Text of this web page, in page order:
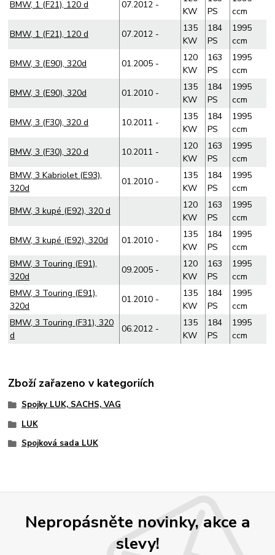
BMW, 1 (F21), 120 d 07.2012 -
KW
PS
ccm
BMW, 1 (F21), 120 d
07.2012 -
135
KW
184
PS
1995
ccm
BMW, 3 (E90), 320d
01.2005 -
120
KW
163
PS
1995
ccm
BMW, 3 (E90), 320d
01.2010 -
135
KW
184
PS
1995
ccm
BMW, 3 (F30), 320 d
10.2011 -
135
KW
184
PS
1995
ccm
BMW, 3 (F30), 320 d
10.2011 -
120
KW
163
PS
1995
ccm
BMW, 3 Kabriolet (E93),
320d
01.2010 -
135
KW
184
PS
1995
ccm
BMW, 3 kupé (E92), 320 d
120
KW
163
PS
1995
ccm
BMW, 3 kupé (E92), 320d
01.2010 -
135
KW
184
PS
1995
ccm
BMW, 3 Touring (E91),
320d
09.2005 -
120
KW
163
PS
1995
ccm
BMW, 3 Touring (E91),
320d
01.2010 -
135
KW
184
PS
1995
ccm
BMW, 3 Touring (F31), 320
d
06.2012 -
135
KW
184
PS
1995
ccm
Zboží zařazeno v kategoriích
Spojky LUK, SACHS, VAG
LUK
Spojková sada LUK
Nepropásněte novinky, akce a
slevy!